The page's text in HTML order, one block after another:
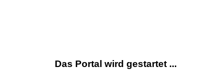
Das Portal wird gestartet ...